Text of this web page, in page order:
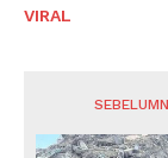
VIRAL